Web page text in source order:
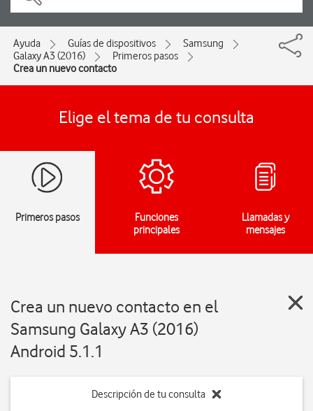
Ayuda Guías de dispositivos
Samsung
Galaxy A3 (2016)
Primeros pasos
Crea un nuevo contacto
Elige el tema de tu consulta
Primeros pasos
Funciones
principales
Llamadas y
mensajes
Crea un nuevo contacto en el
Samsung Galaxy A3 (2016)
Android 5.1.1
Descripción de tu consulta